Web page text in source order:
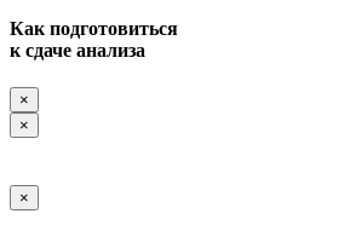
Как подготовиться
к сдаче анализа
×
×
×